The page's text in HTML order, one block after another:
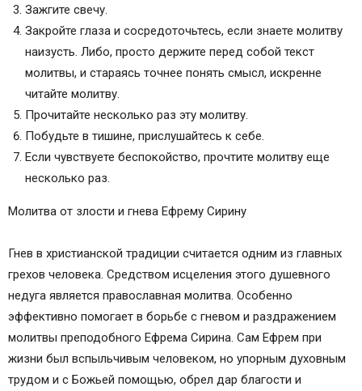
Молитва оберег о защите детей от злых людей
Защитная молитва от врагов архангелу Михаилу
Похожие темы
Предыдущая запись
Следующая запись
Поделитесь страницей в социальных сетях
Зажгите свечу.
Закройте глаза и сосредоточьтесь, если знаете молитву
наизусть. Либо, просто держите перед собой текст
молитвы, и стараясь точнее понять смысл, искренне
читайте молитву.
Прочитайте несколько раз эту молитву.
Побудьте в тишине, прислушайтесь к себе.
Если чувствуете беспокойство, прочтите молитву еще
несколько раз.
Молитва от злости и гнева Ефрему Сирину
Гнев в христианской традиции считается одним из главных
грехов человека. Средством исцеления этого душевного
недуга является православная молитва. Особенно
эффективно помогает в борьбе с гневом и раздражением
молитвы преподобного Ефрема Сирина. Сам Ефрем при
жизни был вспыльчивым человеком, но упорным духовным
трудом и с Божьей помощью, обрел дар благости и